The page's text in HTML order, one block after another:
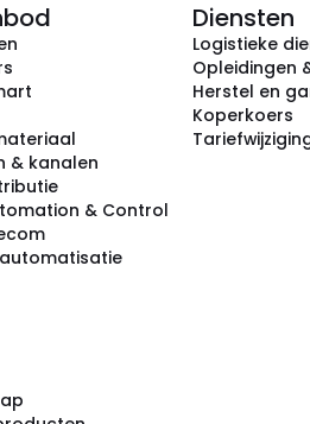
& kanalen
& Control
Diensten
Logistieke
Opleidingen
Herstel en
Koperkoers